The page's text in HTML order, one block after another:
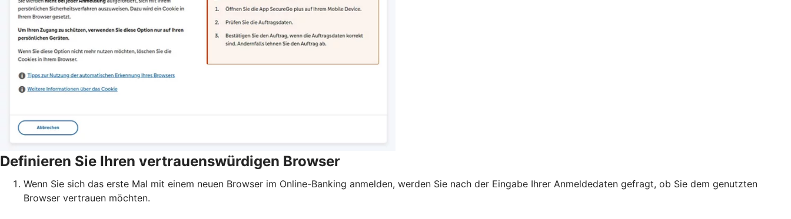
Definieren Sie Ihren vertrauenswürdigen Browser
Wenn Sie sich das erste Mal mit einem neuen Browser im Online-Banking anmelden, werden Sie nach der Eingabe Ihrer Anmeldedaten gefragt, ob Sie dem genutzten
Browser vertrauen möchten.